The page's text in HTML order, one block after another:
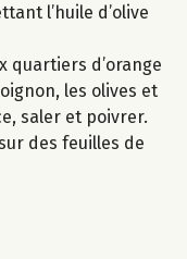
l’huile d’olive
quartiers d’orange
les olives et
saler et poivrer.
des feuilles de